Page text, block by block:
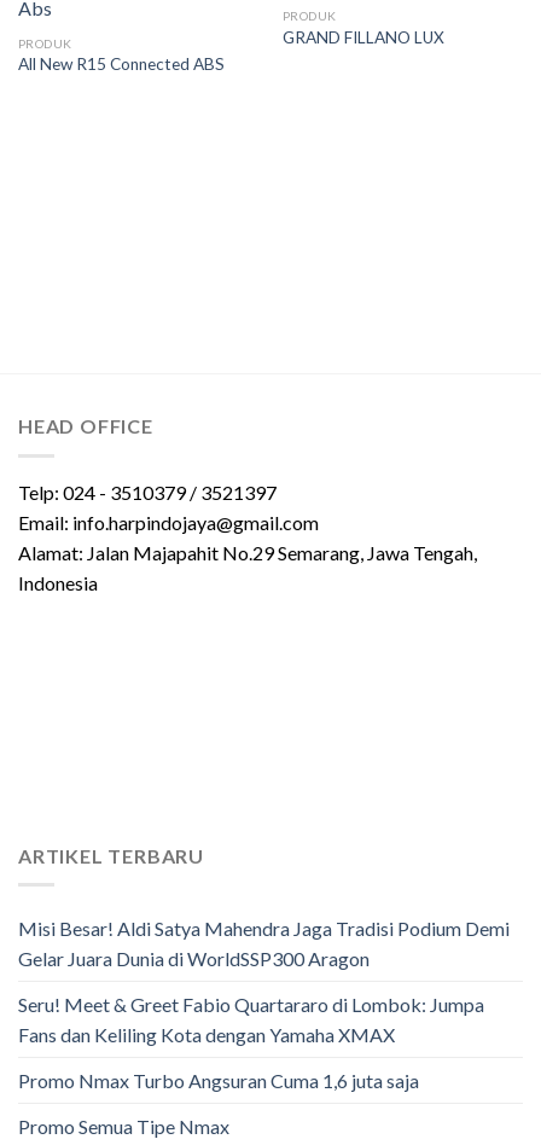
PRODUK
All New R15 Connected ABS
PRODUK
GRAND FILLANO LUX
HEAD OFFICE
Telp: 024 - 3510379 / 3521397
Email: info.harpindojaya@gmail.com
Alamat: Jalan Majapahit No.29 Semarang, Jawa Tengah,
Indonesia
ARTIKEL TERBARU
Misi Besar! Aldi Satya Mahendra Jaga Tradisi Podium Demi
Gelar Juara Dunia di WorldSSP300 Aragon
Seru! Meet & Greet Fabio Quartararo di Lombok: Jumpa
Fans dan Keliling Kota dengan Yamaha XMAX
Promo Nmax Turbo Angsuran Cuma 1,6 juta saja
Promo Semua Tipe Nmax